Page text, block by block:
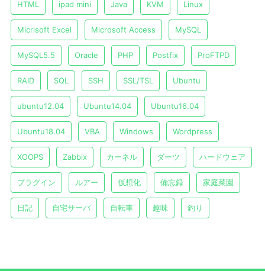
HTML ipad mini Java KVM Linux
Micrlsoft Excel Microsoft Access MySQL
MySQL5.5 Oracle PHP Postfix ProFTPD
RAID SQL SSH SSL/TSL Ubuntu
ubuntu12.04 Ubuntu14.04 Ubuntu16.04
Ubuntu18.04 VBA Windows Wordpress
XOOPS Zabbix カーネル ダーツ ハードウェア
プラグイン ルアー 仮想化 備忘録 家庭菜園
日記 自宅サーバ 自転車 趣味 釣り